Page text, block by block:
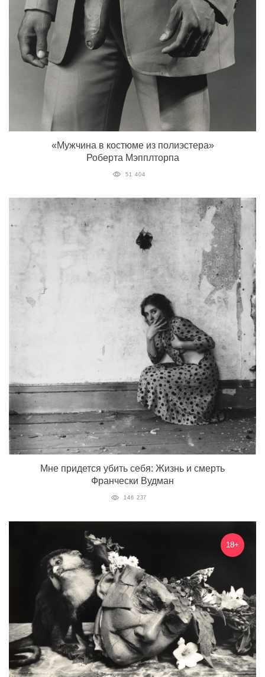
«Мужчина в костюме из полиэстера»
Роберта Мэпплторпа
51 404
Мне придется убить себя: Жизнь и смерть
Франчески Вудман
146 237
18+